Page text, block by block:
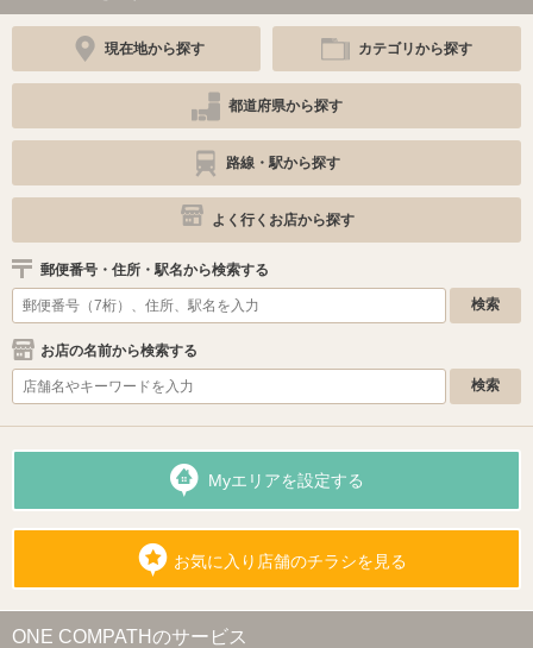
現在地から探す カテゴリから探す
都道府県から探す
路線・駅から探す
よく行くお店から探す
郵便番号・住所・駅名から検索する
お店の名前から検索する
Myエリアを設定する
お気に入り店舗のチラシを見る
ONE COMPATHのサービス